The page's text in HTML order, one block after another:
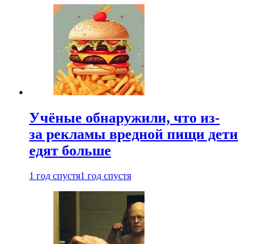
Учёные обнаружили, что из-
за рекламы вредной пищи дети
едят больше
1 год спустя1 год спустя